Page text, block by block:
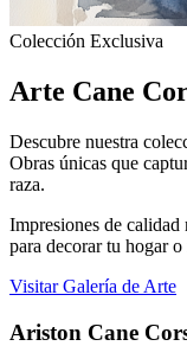
Colección Exclusiva
Arte Cane
Descubre nuestra
Obras únicas que
raza.
Impresiones de calidad
para decorar tu hogar
Visitar Galería de Arte
Ariston Cane